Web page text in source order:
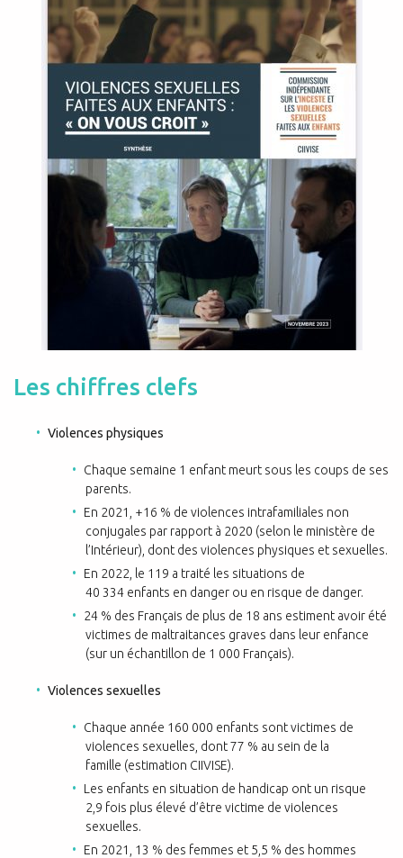
Les chiffres clefs
Violences physiques
Chaque semaine 1 enfant meurt sous les coups de ses
parents.
En 2021, +16 % de violences intrafamiliales non
conjugales par rapport à 2020 (selon le ministère de
l’Intérieur), dont des violences physiques et sexuelles.
En 2022, le 119 a traité les situations de
40 334 enfants en danger ou en risque de danger.
24 % des Français de plus de 18 ans estiment avoir été
victimes de maltraitances graves dans leur enfance
(sur un échantillon de 1 000 Français).
Violences sexuelles
Chaque année 160 000 enfants sont victimes de
violences sexuelles, dont 77 % au sein de la
famille (estimation CIIVISE).
Les enfants en situation de handicap ont un risque
2,9 fois plus élevé d’être victime de violences
sexuelles.
En 2021, 13 % des femmes et 5,5 % des hommes